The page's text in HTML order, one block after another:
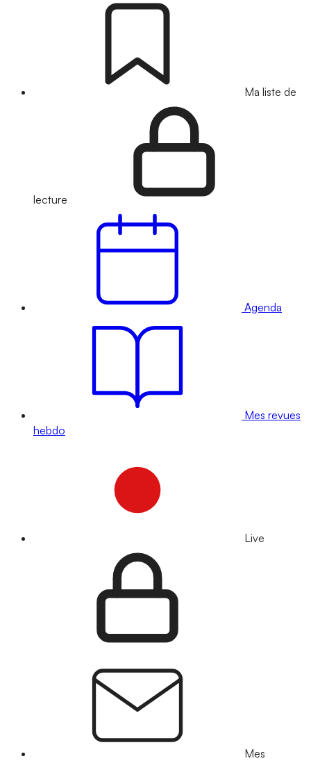
Ma liste de
lecture
Agenda
Mes revues
hebdo
Live
Mes